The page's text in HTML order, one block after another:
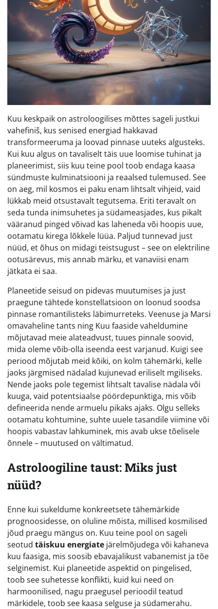
Kuu keskpaik on astroloogilises mõttes sageli justkui
vahefiniš, kus senised energiad hakkavad
transformeeruma ja loovad pinnase uuteks algusteks.
Kui kuu algus on tavaliselt täis uue loomise tuhinat ja
planeerimist, siis kuu teine pool toob endaga kaasa
sündmuste kulminatsiooni ja reaalsed tulemused. See
on aeg, mil kosmos ei paku enam lihtsalt vihjeid, vaid
lükkab meid otsustavalt tegutsema. Eriti teravalt on
seda tunda inimsuhetes ja südameasjades, kus pikalt
vääranud pinged võivad kas laheneda või hoopis uue,
ootamatu kirega lõkkele lüüa. Paljud tunnevad just
nüüd, et õhus on midagi teistsugust – see on elektriline
ootusärevus, mis annab märku, et vanaviisi enam
jätkata ei saa.
Planeetide seisud on pidevas muutumises ja just
praegune tähtede konstellatsioon on loonud soodsa
pinnase romantilisteks läbimurreteks. Veenuse ja Marsi
omavaheline tants ning Kuu faaside vaheldumine
mõjutavad meie alateadvust, tuues pinnale soovid,
mida oleme võib-olla iseenda eest varjanud. Kuigi see
periood mõjutab meid kõiki, on kolm tähemärki, kelle
jaoks järgmised nädalad kujunevad eriliselt mgiliseks.
Nende jaoks pole tegemist lihtsalt tavalise nädala või
kuuga, vaid potentsiaalse pöördepunktiga, mis võib
defineerida nende armuelu pikaks ajaks. Olgu selleks
ootamatu kohtumine, suhte uuele tasandile viimine või
hoopis vabastav lahkuminek, mis avab ukse tõelisele
õnnele – muutused on vältimatud.
Astroloogiline taust: Miks just
nüüd?
Enne kui sukeldume konkreetsete tähemärkide
prognoosidesse, on oluline mõista, millised kosmilised
jõud praegu mängus on. Kuu teine pool on sageli
seotud täiskuu energiate järelmõjudega või kahaneva
kuu faasiga, mis soosib ebavajalikust vabanemist ja tõe
selginemist. Kui planeetide aspektid on pingelised,
toob see suhetesse konflikti, kuid kui need on
harmoonilised, nagu praegusel perioodil teatud
märkidele, toob see kaasa selguse ja südamerahu.